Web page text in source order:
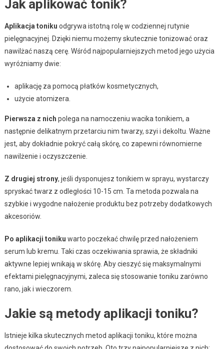
Jak aplikować tonik?
Aplikacja toniku odgrywa istotną rolę w codziennej rutynie
pielęgnacyjnej. Dzięki niemu możemy skutecznie tonizować oraz
nawilżać naszą cerę. Wśród najpopularniejszych metod jego użycia
wyróżniamy dwie:
aplikację za pomocą płatków kosmetycznych,
użycie atomizera.
Pierwsza z nich polega na namoczeniu wacika tonikiem, a
następnie delikatnym przetarciu nim twarzy, szyi i dekoltu. Ważne
jest, aby dokładnie pokryć całą skórę, co zapewni równomierne
nawilżenie i oczyszczenie.
Z drugiej strony, jeśli dysponujesz tonikiem w sprayu, wystarczy
spryskać twarz z odległości 10-15 cm. Ta metoda pozwala na
szybkie i wygodne nałożenie produktu bez potrzeby dodatkowych
akcesoriów.
Po aplikacji toniku warto poczekać chwilę przed nałożeniem
serum lub kremu. Taki czas oczekiwania sprawia, że składniki
aktywne lepiej wnikają w skórę. Aby cieszyć się maksymalnymi
efektami pielęgnacyjnymi, zaleca się stosowanie toniku zarówno
rano, jak i wieczorem.
Jakie są metody aplikacji toniku?
Istnieje kilka skutecznych metod aplikacji toniku, które można